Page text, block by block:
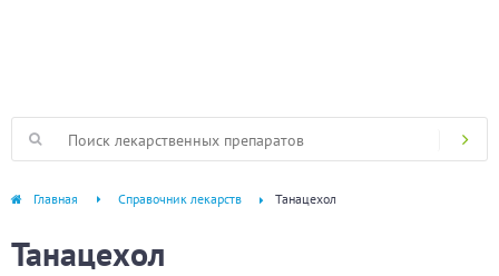
Главная Справочник лекарств Танацехол
Танацехол